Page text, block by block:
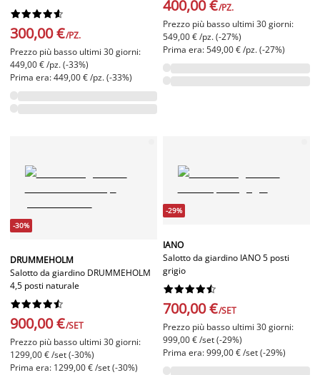






300,00 €/PZ.
Prezzo più basso ultimi 30 giorni:
449,00 € /pz. (-33%)
Prima era: 449,00 € /pz. (-33%)
400,00 €/PZ.
Prezzo più basso ultimi 30 giorni:
549,00 € /pz. (-27%)
Prima era: 549,00 € /pz. (-27%)
-30%
DRUMMEHOLM
Salotto da giardino DRUMMEHOLM
4,5 posti naturale






900,00 €/SET
Prezzo più basso ultimi 30 giorni:
1299,00 € /set (-30%)
Prima era: 1299,00 € /set (-30%)
-29%
IANO
Salotto da giardino IANO 5 posti
grigio






700,00 €/SET
Prezzo più basso ultimi 30 giorni:
999,00 € /set (-29%)
Prima era: 999,00 € /set (-29%)